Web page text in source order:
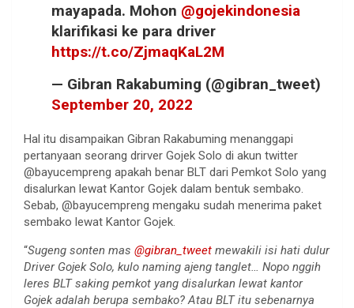
mayapada. Mohon @gojekindonesia
klarifikasi ke para driver
https://t.co/ZjmaqKaL2M
— Gibran Rakabuming (@gibran_tweet)
September 20, 2022
Hal itu disampaikan Gibran Rakabuming menanggapi
pertanyaan seorang drirver Gojek Solo di akun twitter
@bayucempreng apakah benar BLT dari Pemkot Solo yang
disalurkan lewat Kantor Gojek dalam bentuk sembako.
Sebab, @bayucempreng mengaku sudah menerima paket
sembako lewat Kantor Gojek.
“Sugeng sonten mas @gibran_tweet mewakili isi hati dulur
Driver Gojek Solo, kulo naming ajeng tanglet… Nopo nggih
leres BLT saking pemkot yang disalurkan lewat kantor
Gojek adalah berupa sembako? Atau BLT itu sebenarnya